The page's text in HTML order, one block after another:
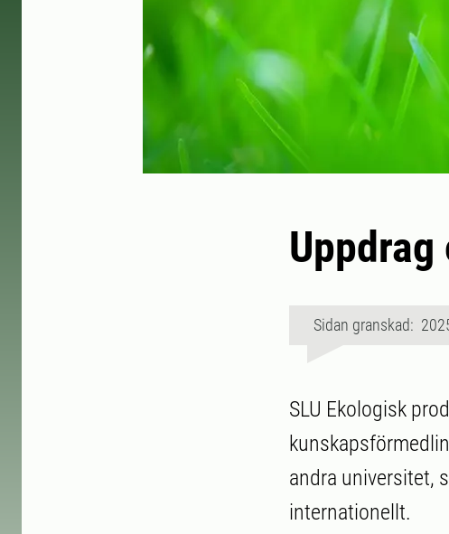
Sidan granskad:
SLU Ekologisk
andra universitet,
internationellt.